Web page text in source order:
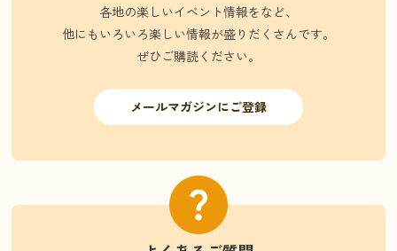
各地の楽しいイベント情報をなど、
他にもいろいろ楽しい情報が盛りだくさんです。
ぜひご購読ください。
メールマガジンにご登録